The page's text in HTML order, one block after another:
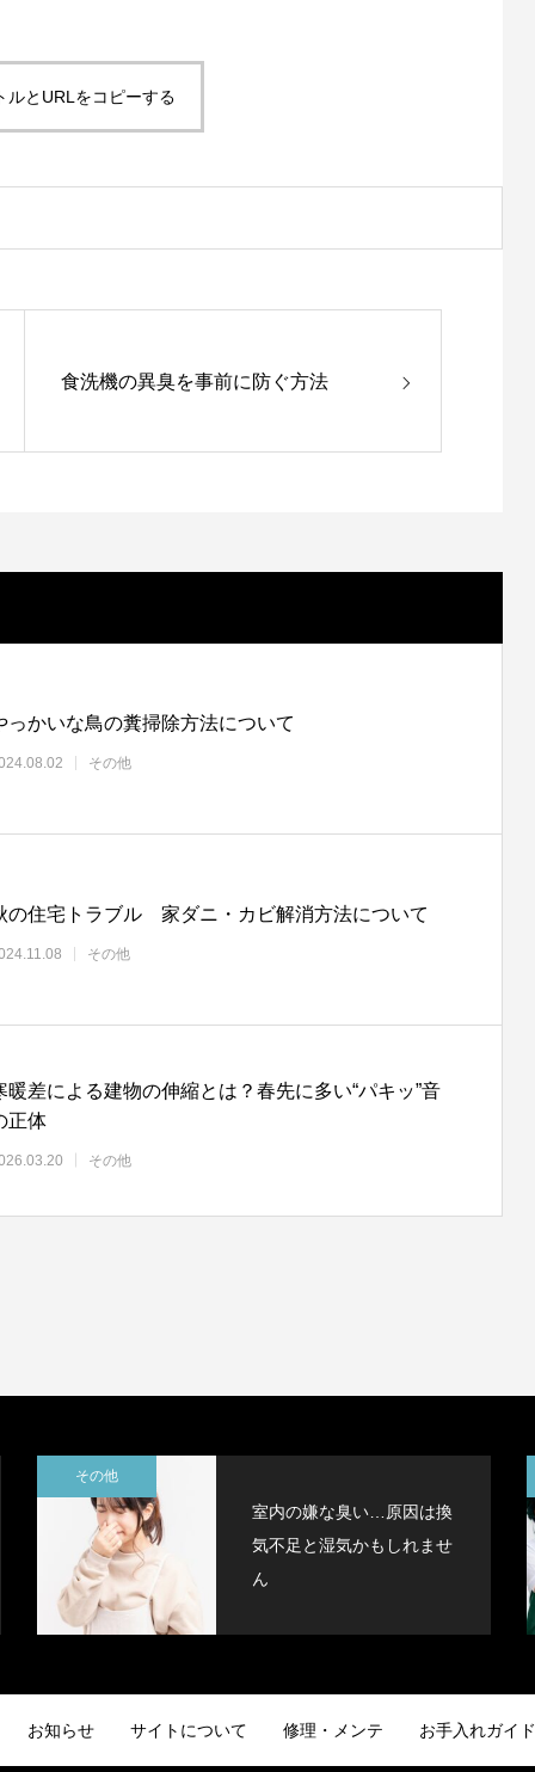
ルとURLをコピーする
食洗機の異臭を事前に防ぐ方法
っかいな鳥の糞掃除方法について
その他
の住宅トラブル 家ダニ・カビ解消方法について
その他
暖差による建物の伸縮とは？春先に多い“パキッ”音
正体
その他
その他
室内の嫌な臭い…原因は換
気不足と湿気かもしれませ
ん
お知らせ サイトについて 修理・メンテ お手入れガイド